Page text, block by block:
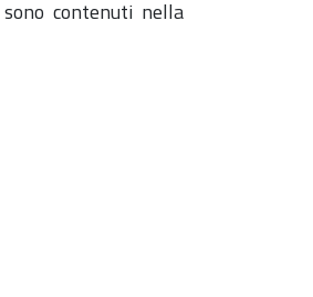
contenuti nella